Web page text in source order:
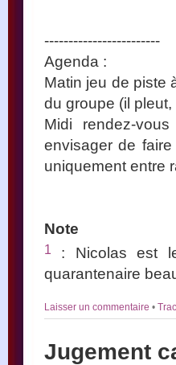
------------------------
Agenda :
Matin jeu de piste
du groupe (il pleut,
Midi rendez-
envisager de
uniquement entre
Note
1
: Nicolas est
quarantenaire
Laisser un commentaire •
Jugement